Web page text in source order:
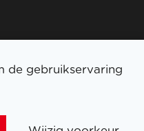
de gebruikservaring